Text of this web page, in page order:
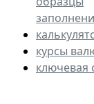
курсы
ключевая